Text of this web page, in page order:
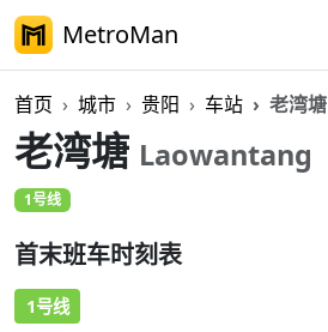
MetroMan
首页 城市 贵阳 车站 老湾塘
老湾塘 Laowantang
1号线
首末班车时刻表
1号线